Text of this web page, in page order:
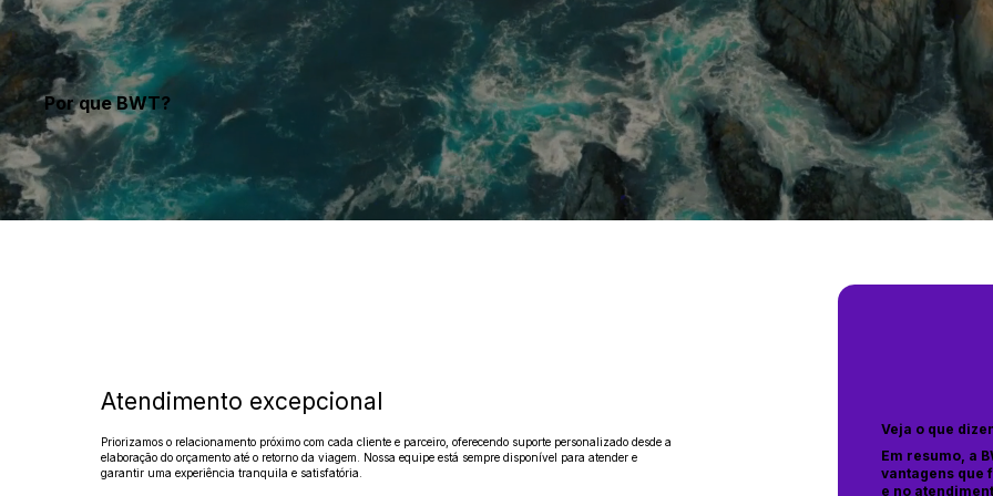
Por que BWT?
Atendimento excepcional
Priorizamos o relacionamento próximo com cada cliente e parceiro, oferecendo suporte personalizado desde a
elaboração do orçamento até o retorno da viagem. Nossa equipe está sempre disponível para atender e
garantir uma experiência tranquila e satisfatória.
Veja o que
Em resumo, a
vantagens que
e no